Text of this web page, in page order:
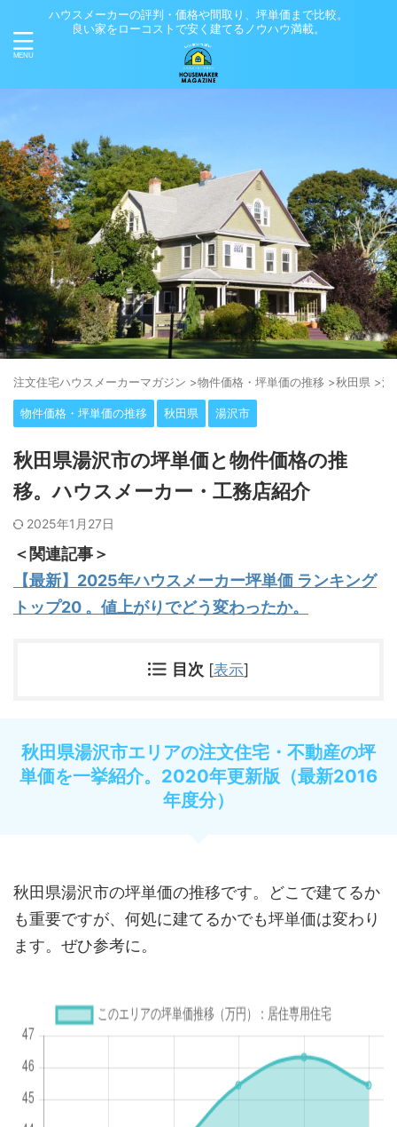
ハウスメーカーの評判・価格や間取り、坪単価まで比較。
良い家をローコストで安く建てるノウハウ満載。
注⽂住宅ハウスメーカーマガジン >物件価格・坪単価の推移 >秋田県 >湯
物件価格・坪単価の推移 秋田県 湯沢市
秋田県湯沢市の坪単価と物件価格の推
移。ハウスメーカー・工務店紹介
2025年1月27日
＜関連記事＞
【最新】2025年ハウスメーカー坪単価 ランキング
トップ20 。値上がりでどう変わったか。
目次 [表示]
秋田県湯沢市エリアの注文住宅・不動産の坪
単価を一挙紹介。2020年更新版（最新2016
年度分）
秋田県湯沢市の坪単価の推移です。どこで建てるか
も重要ですが、何処に建てるかでも坪単価は変わり
ます。ぜひ参考に。